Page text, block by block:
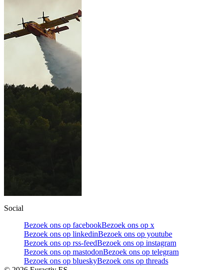
Social
Bezoek ons op facebookBezoek ons op x
Bezoek ons op linkedinBezoek ons op youtube
Bezoek ons op rss-feedBezoek ons op instagram
Bezoek ons op mastodonBezoek ons op telegram
Bezoek ons op blueskyBezoek ons op threads